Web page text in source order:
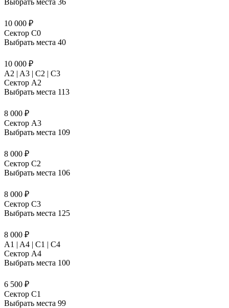
10 000 ₽
Сектор C0
Выбрать места 40
10 000 ₽
A2 | A3 | C2 | C3
Сектор A2
Выбрать места 113
8 000 ₽
Сектор A3
Выбрать места 109
8 000 ₽
Сектор C2
Выбрать места 106
8 000 ₽
Сектор C3
Выбрать места 125
8 000 ₽
A1 | A4 | C1 | C4
Сектор A4
Выбрать места 100
6 500 ₽
Сектор C1
Выбрать места 99